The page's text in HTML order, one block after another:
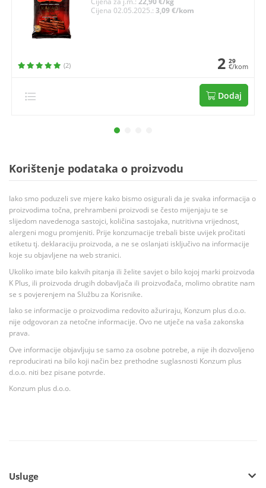
Cijena 02.05.2025.:3,09 €/kom
(2) 2 29
€/kom
Dodaj
Korištenje podataka o proizvodu
Iako smo poduzeli sve mjere kako bismo osigurali da je svaka informacija o
proizvodima točna, prehrambeni proizvodi se često mijenjaju te se
slijedom navedenoga sastojci, količina sastojaka, nutritivna vrijednost,
alergeni mogu promjeniti. Prije konzumacije trebali biste uvijek pročitati
etiketu tj. deklaraciju proizvoda, a ne se oslanjati isključivo na informacije
koje su objavljene na web stranici.
Ukoliko imate bilo kakvih pitanja ili želite savjet o bilo kojoj marki proizvoda
K Plus, ili proizvoda drugih dobavljača ili proizvođača, molimo obratite nam
se s povjerenjem na Službu za Korisnike.
Iako se informacije o proizvodima redovito ažuriraju, Konzum plus d.o.o.
nije odgovoran za netočne informacije. Ovo ne utječe na vaša zakonska
prava.
Ove informacije objavljuju se samo za osobne potrebe, a nije ih dozvoljeno
reproducirati na bilo koji način bez prethodne suglasnosti Konzum plus
d.o.o. niti bez pisane potvrde.
Konzum plus d.o.o.
Usluge